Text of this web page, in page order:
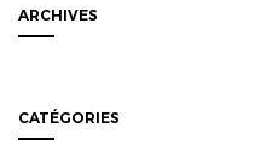
ARCHIVES
CATÉGORIES